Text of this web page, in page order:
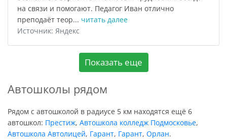
на связи и помогают. Педагог Иван отлично
преподаёт теор... читать далее
Источник: Яндекс
Показать еще
Автошколы рядом
Рядом с автошколой в радиусе 5 км находятся ещё 6
автошкол: Престиж, Автошкола колледж Подмосковье,
Автошкола Автолицей, Гарант, Гарант, Орлан.